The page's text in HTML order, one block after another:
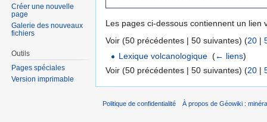
Les pages ci-dessous contiennent un lien
Voir (50 précédentes | 50 suivantes) (20 |
Lexique volcanologique ‎(← liens)
Voir (50 précédentes | 50 suivantes) (20 |
Créer une nouvelle
page
Galerie des nouveaux
fichiers
Outils
Pages spéciales
Version imprimable
Politique de confidentialité À propos de Géowiki :